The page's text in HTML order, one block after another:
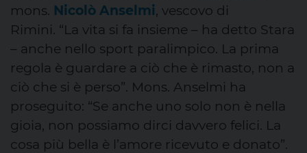
mons. Nicolò Anselmi, vescovo di
Rimini. “La vita si fa insieme – ha detto Stara
– anche nello sport paralimpico. La prima
regola è guardare a ciò che è rimasto, non a
ciò che si è perso”. Mons. Anselmi ha
proseguito: “Se anche uno solo non è nella
gioia, non possiamo dirci davvero felici. La
cosa più bella è l’amore ricevuto e donato”.